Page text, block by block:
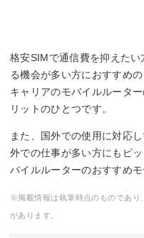
格安SIMで通信費を抑えた
る機会が多い方におすすめ
キャリアのモバイルルータ
リットのひとつです。
また、国外での使用に対応
外での仕事が多い方にもピ
バイルルーターのおすすめモ
※掲載情報は執筆時点のものであり
があります。